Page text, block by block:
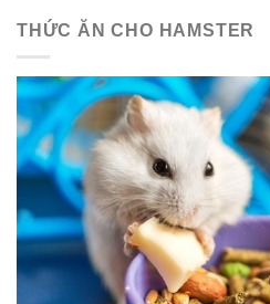
THỨC ĂN CHO HAMSTER